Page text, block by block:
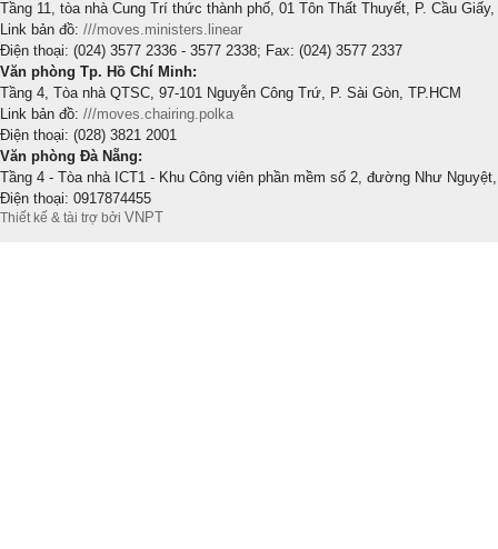
Tầng 11, tòa nhà Cung Trí thức thành phố, 01 Tôn Thất Thuyết, P. Cầu Giấy,
Link bản đồ: ///moves.ministers.linear
Điện thoại: (024) 3577 2336 - 3577 2338; Fax: (024) 3577 2337
Văn phòng Tp. Hồ Chí Minh:
Tầng 4, Tòa nhà QTSC, 97-101 Nguyễn Công Trứ, P. Sài Gòn, TP.HCM
Link bản đồ: ///moves.chairing.polka
Điện thoại: (028) 3821 2001
Văn phòng Đà Nẵng:
Tầng 4 - Tòa nhà ICT1 - Khu Công viên phần mềm số 2, đường Như
Điện thoại: 0917874455
Thiết kế & tài trợ bởi VNPT